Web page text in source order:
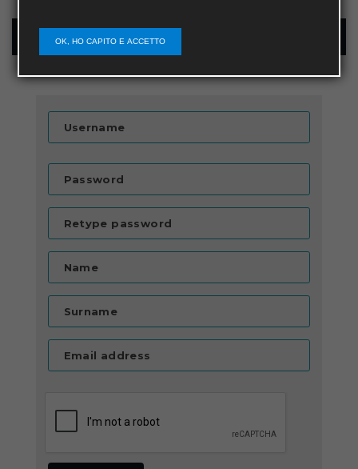
New user registration
Username
Password
Retype password
Name
Surname
Email address
OK, HO CAPITO E ACCETTO